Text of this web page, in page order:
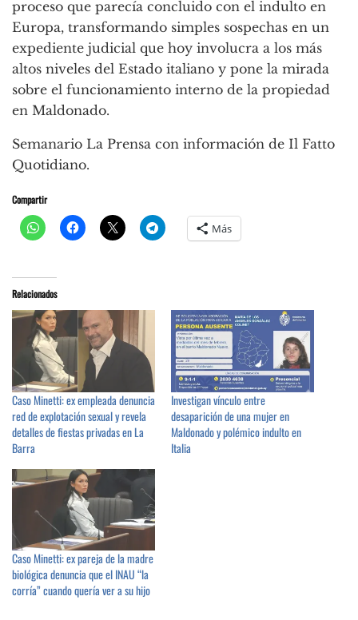
proceso que parecía concluido con el indulto en
Europa, transformando simples sospechas en un
expediente judicial que hoy involucra a los más
altos niveles del Estado italiano y pone la mirada
sobre el funcionamiento interno de la propiedad
en Maldonado.
Semanario La Prensa con información de Il Fatto
Quotidiano.
Compartir
Más
Relacionados
Caso Minetti: ex empleada denuncia
red de explotación sexual y revela
detalles de fiestas privadas en La
Barra
Investigan vínculo entre
desaparición de una mujer en
Maldonado y polémico indulto en
Italia
Caso Minetti: ex pareja de la madre
biológica denuncia que el INAU “la
corría” cuando quería ver a su hijo